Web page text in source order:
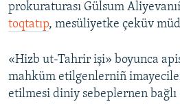
prokuraturası Gülsum
toqtatıp, mesüliyetke çeküv
«Hizb ut-Tahrir işi» boyunca
mahküm etilgenlerniñ
etilmesi diniy sebeplernen bağlı